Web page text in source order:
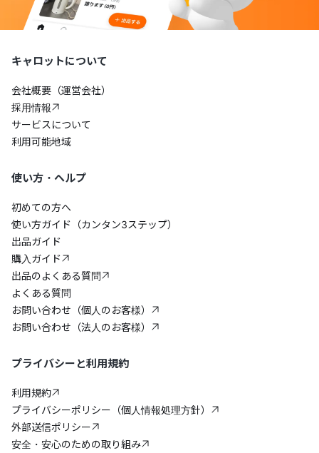
キャロットについて
会社概要（運営会社）
採用情報
サービスについて
利用可能地域
使い方・ヘルプ
初めての方へ
使い方ガイド（カンタン3ステップ）
出品ガイド
購入ガイド
出品のよくある質問
よくある質問
お問い合わせ（個人のお客様）
お問い合わせ（法人のお客様）
プライバシーと利用規約
利用規約
プライバシーポリシー（個人情報処理方針）
外部送信ポリシー
安全・安心のための取り組み